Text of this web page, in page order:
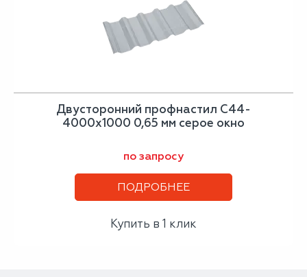
Двусторонний профнастил С44-
4000х1000 0,65 мм серое окно
по запросу
ПОДРОБНЕЕ
Купить в 1 клик